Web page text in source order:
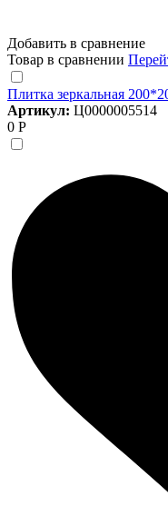
Добавить в сравнение
Товар в сравнении
Плитка зеркальная
Артикул: Ц0000005514
0 Р